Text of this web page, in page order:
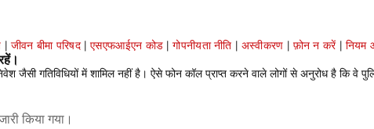
जीवन बीमा परिषद |एसएफआईएन कोड |गोपनीयता नीति अस्वीकरण फ़ोन न करें| नियम
जैसी गतिविधियों में शामिल नहीं है। ऐसे फोन कॉल प्राप्त करने वाले लोगों से अनुरोध है कि वे
किया गया।